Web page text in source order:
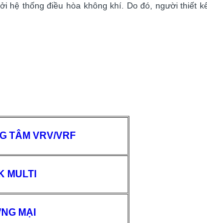
hệ thống điều hòa không khí. Do đó, người thiết
TÂM VRV/VRF
MULTI
MẠI